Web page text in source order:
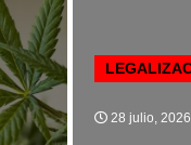
28 julio, 2026